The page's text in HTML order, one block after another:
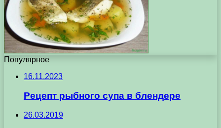
Популярное
16.11.2023
Рецепт рыбного супа в блендере
26.03.2019